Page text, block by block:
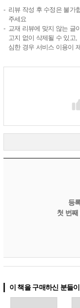
리뷰 작성 후 수정은 불가
주세요
교재 리뷰에 맞지 않는 글
고지 없이 삭제될 수 있고,
심한 경우 서비스 이용이
등
첫 번
이 책을 구매하신 분들